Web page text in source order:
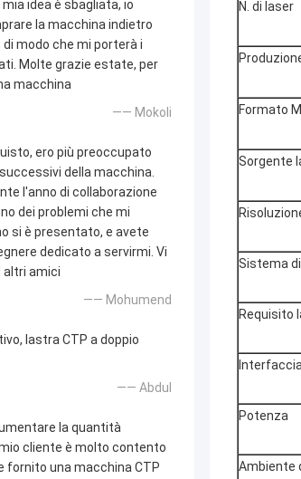
idea è sbagliata, io
la macchina indietro
di modo che mi porterà i
Molte grazie estate, per
macchina
—— Mokoli
ero più preoccupato
della macchina.
l'anno di collaborazione
dei problemi che mi
si è presentato, e avete
dedicato a servirmi. Vi
altri amici
—— Mohumend
lastra CTP a doppio
—— Abdul
la quantità
cliente è molto contento
fornito una macchina CTP
N. di laser
Formato
Sorgente
Sistema
Requisito
Potenza
Ambiente